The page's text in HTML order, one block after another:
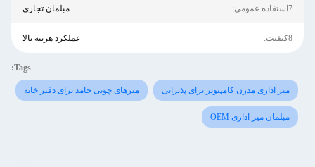
7استفاده عمومی: مبلمان تجاری
8کیفیت: عملکرد هزینه بالا
Tags:
میز اداری مدرن کامپیوتر برای پذیرایی میزهای چوبی جامد برای دفتر خانه
مبلمان میز اداری OEM